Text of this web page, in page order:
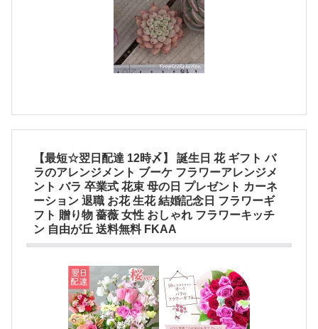
【最短☆翌日配達 12時〆】 誕生日 花 ギフト バ
ラのアレンジメント ブーケ フラワーアレンジメ
ント バラ 卒業式 花束 母の日 プレゼント カーネ
ーション 退職 お花 生花 結婚記念日 フラワーギ
フト 贈り物 薔薇 女性 おしゃれ フラワーキッチ
ン 自由が丘 送料無料 FKAA